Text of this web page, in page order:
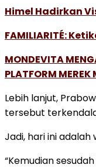
Himel Hadirkan
FAMILIARITÉ:
MONDEVITA
PLATFORM
Lebih lanjut,
tersebut
Jadi, hari ini
“Kemudian